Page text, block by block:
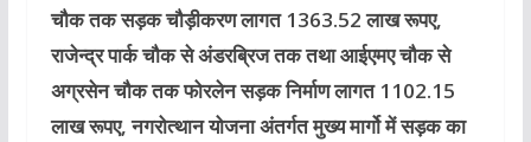
चौक तक सड़क चौड़ीकरण लागत 1363.52 लाख रूपए,
राजेन्द्र पार्क चौक से अंडरब्रिज तक तथा आईएमए चौक से
अग्रसेन चौक तक फोरलेन सड़क निर्माण लागत 1102.15
लाख रूपए, नगरोत्थान योजना अंतर्गत मुख्य मार्गो में सड़क का